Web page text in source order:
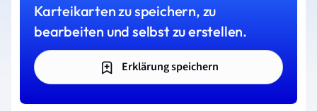
Karteikarten zu speichern, zu
bearbeiten und selbst zu erstellen.
Erklärung speichern